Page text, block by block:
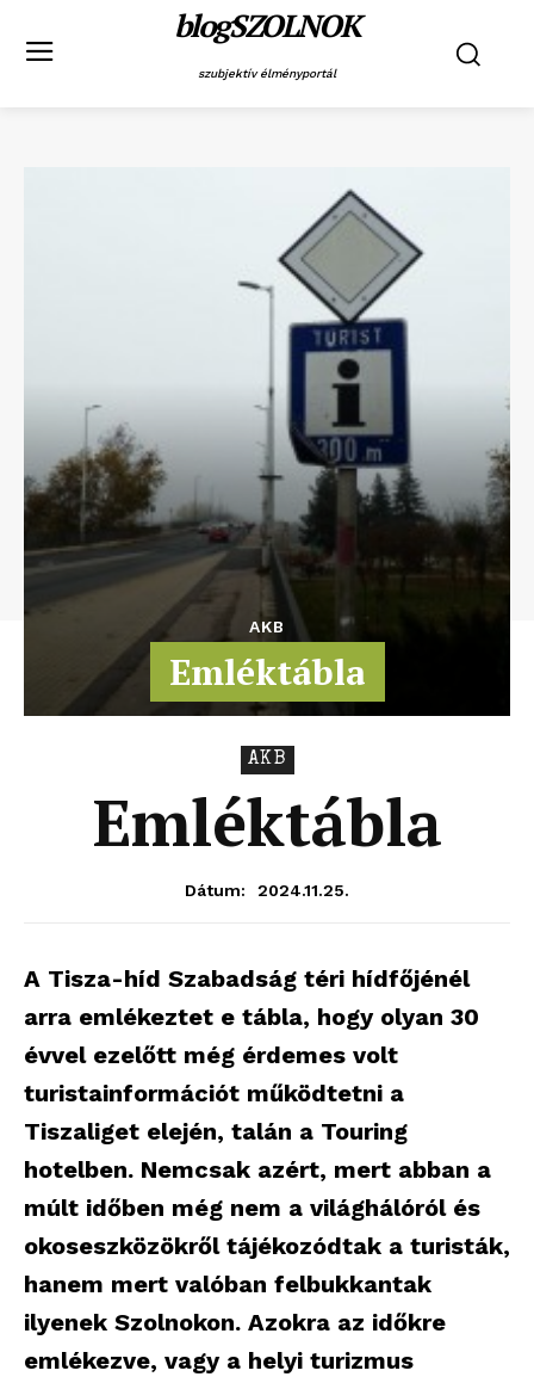
blogSZOLNOK
szubjektív élményportál
AKB
Emléktábla
AKB
Emléktábla
Dátum: 2024.11.25.
A Tisza-híd Szabadság téri hídfőjénél
arra emlékeztet e tábla, hogy olyan 30
évvel ezelőtt még érdemes volt
turistainformációt működtetni a
Tiszaliget elején, talán a Touring
hotelben. Nemcsak azért, mert abban a
múlt időben még nem a világhálóról és
okoseszközökről tájékozódtak a turisták,
hanem mert valóban felbukkantak
ilyenek Szolnokon. Azokra az időkre
emlékezve, vagy a helyi turizmus